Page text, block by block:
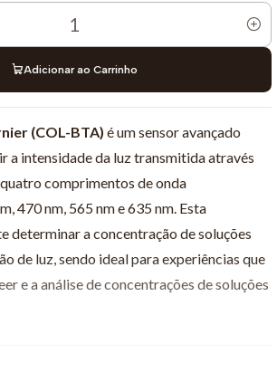
Adicionar ao Carrinho
(COL-BTA) é um sensor avançado
a intensidade da luz transmitida através
comprimentos de onda
470 nm, 565 nm e 635 nm. Esta
determinar a concentração de soluções
de luz, sendo ideal para experiências que
e a análise de concentrações de soluções